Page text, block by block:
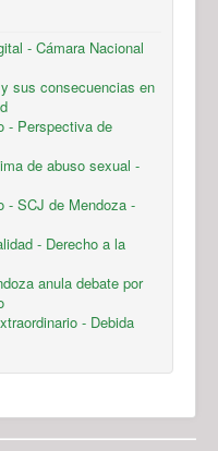
- Cámara Nacional
sus consecuencias en
- Perspectiva de
de abuso sexual -
- SCJ de Mendoza -
- Derecho a la
anula debate por
- Debida